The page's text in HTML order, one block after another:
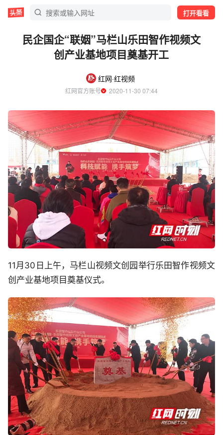
打开看看
民企国企“联姻”马栏山乐田智作视频文
创产业基地项目奠基开工
红网·红视频
红网官方账号
  2020-11-30 07:44
11月30日上午，马栏山视频文创园举行乐田智作视频文
创产业基地项目奠基仪式。